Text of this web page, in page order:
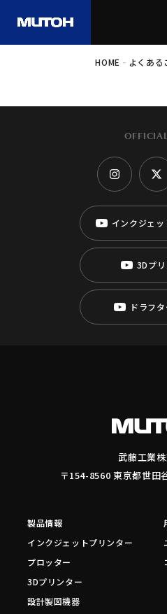
HOME - よくある
インクジェ
3Dプ
ドラフ
武藤工業
〒154-8560 東京都世田
製品情報
インクジェットプリンター
プロッター
3Dプリンター
設計製図機器